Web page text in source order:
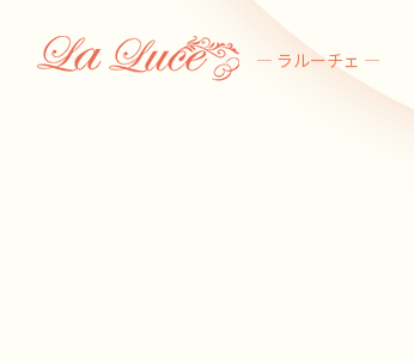
― ラルーチェ ―